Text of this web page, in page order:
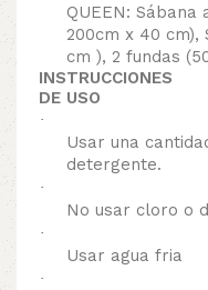
QUEEN: Sábana
200cm x 40 cm),
cm ), 2 fundas
INSTRUCCIONES
DE USO
·
Usar una
detergente.
·
No usar cloro o
·
Usar agua fria
·